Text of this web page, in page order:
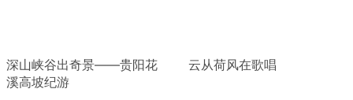
深山峡谷出奇景——贵阳花
溪高坡纪游
云从荷风在歌唱